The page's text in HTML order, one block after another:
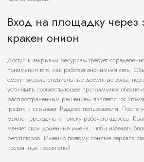
Вход на площадку через
кракен онион
Доступ к закрытым ресурсам требует
понимания того, как работает анонимная сеть.
смогут открыть специальные доменные зоны,
установить соответствующее программное
распространенным решением является Tor
трафик и скрывает IP-адрес пользователя. После
можно переходить к поиску рабочего адреса.
меняет свои доменные имена, чтобы избежать
регуляторов. Именно поэтому понятие зеркала
постоянных посетителей.